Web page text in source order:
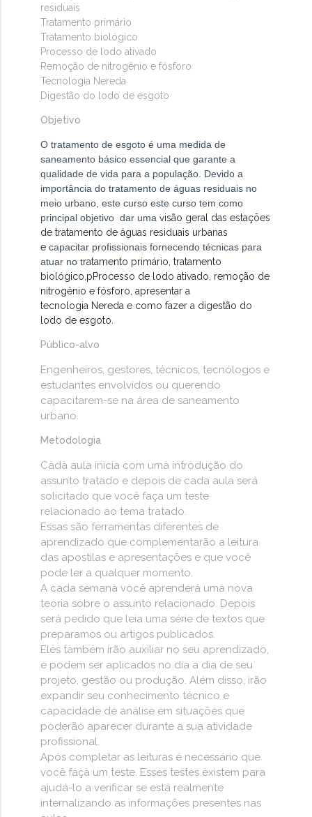
residuais
Tratamento primário
Tratamento biológico
Processo de lodo ativado
Remoção de nitrogênio e fósforo
Tecnologia Nereda
Digestão do lodo de esgoto
Objetivo
O tratamento de esgoto é uma medida de
saneamento básico essencial que garante a
qualidade de vida para a população. Devido a
importância do tratamento de águas residuais no
meio urbano, este curso este curso tem como
principal objetivo dar uma visão geral das estações
de tratamento de águas residuais urbanas
ecapacitar profissionais fornecendo técnicas para
atuar no tratamento primário, tratamento
biológico,pProcesso de lodo ativado, remoção de
nitrogênio e fósforo, apresentar a
tecnologia Nereda e como fazer a digestão do
lodo de esgoto.
Público-alvo
Engenheiros, gestores, técnicos, tecnólogos e
estudantes envolvidos ou querendo
capacitarem-se na área de saneamento
urbano.
Metodologia
Cada aula inicia com uma introdução do
assunto tratado e depois de cada aula será
solicitado que você faça um teste
relacionado ao tema tratado.
Essas são ferramentas diferentes de
aprendizado que complementarão a leitura
das apostilas e apresentações e que você
pode ler a qualquer momento.
A cada semana você aprenderá uma nova
teoria sobre o assunto relacionado. Depois
será pedido que leia uma série de textos que
preparamos ou artigos publicados.
Eles também irão auxiliar no seu aprendizado,
e podem ser aplicados no dia a dia de seu
projeto, gestão ou produção. Além disso, irão
expandir seu conhecimento técnico e
capacidade de análise em situações que
poderão aparecer durante a sua atividade
profissional.
Após completar as leituras é necessário que
você faça um teste. Esses testes existem para
ajudá-lo a verificar se está realmente
internalizando as informações presentes nas